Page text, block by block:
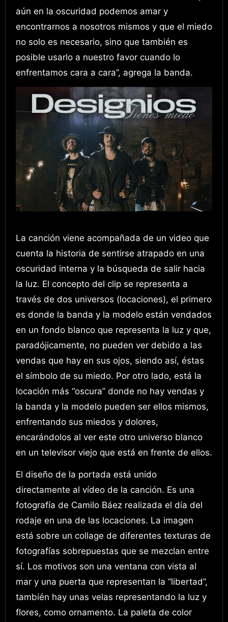
aún en la oscuridad podemos amar y
encontrarnos a nosotros mismos y que el miedo
no solo es necesario, sino que también es
posible usarlo a nuestro favor cuando lo
enfrentamos cara a cara”, agrega la banda.
La canción viene acompañada de un video que
cuenta la historia de sentirse atrapado en una
oscuridad interna y la búsqueda de salir hacia
la luz. El concepto del clip se representa a
través de dos universos (locaciones), el primero
es donde la banda y la modelo están vendados
en un fondo blanco que representa la luz y que,
paradójicamente, no pueden ver debido a las
vendas que hay en sus ojos, siendo así, éstas
el símbolo de su miedo. Por otro lado, está la
locación más “oscura” donde no hay vendas y
la banda y la modelo pueden ser ellos mismos,
enfrentando sus miedos y dolores,
encarándolos al ver este otro universo blanco
en un televisor viejo que está en frente de ellos.
El diseño de la portada está unido
directamente al vídeo de la canción. Es una
fotografía de Camilo Báez realizada el día del
rodaje en una de las locaciones. La imagen
está sobre un collage de diferentes texturas de
fotografías sobrepuestas que se mezclan entre
sí. Los motivos son una ventana con vista al
mar y una puerta que representan la “libertad”,
también hay unas velas representando la luz y
flores, como ornamento. La paleta de color